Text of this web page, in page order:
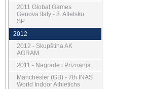
2011 Global Games
Genova Italy - 8. Atletsko
SP
2012
2012 - Skupština AK
AGRAM
2011 - Nagrade i Priznanja
Manchester (GB) - 7th INAS
World Indoor Athletichs